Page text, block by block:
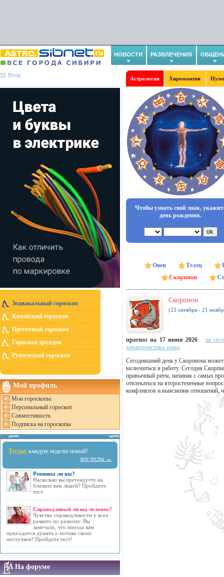
НОВОСТИ РАЗВЛЕЧЕНИЯ
Вход
Астрология Хиромантия
Зодиакальный гороскоп
Китайский гороскоп
Цветочный гороскоп
Гороскоп друидов
Рунический гороскоп
Мой профиль
Мои гороскопы
Персональный гороскоп
Совместимость
Подписка на гороскопы
Тесты: каждую неделю новый!
все тесты →
Ревнивы ли вы?
Насколько вы претендуете на
близких вам людей? Пройдите
тест.
Справедливый ли вы человек?
Чувство справедливости у всех
развито по разному. Вы
замечали, что иногда вам
приходится думать о мотиве своих
поступков? Пройдите тест!
На форуме
Чтобы узнать свой знак,
день рождения.
Овен Телец
Скорпион
Скорпион
(23 октября - 21
прогноз на 17 июня 2026
на
характеристика знака
Сегодняшний день у Скорпиона
включиться в работу. Сегодня
привычный ритм, начиная с самых
отвлекаться на второстепенные
конфликтов и выяснения отношений,